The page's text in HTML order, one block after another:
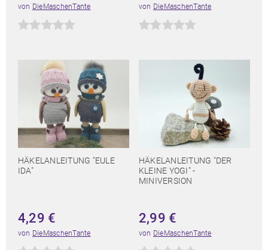
von DieMaschenTante von DieMaschenTante
HÄKELANLEITUNG "EULE
IDA"
4,29 €
von DieMaschenTante
HÄKELANLEITUNG "DER
KLEINE YOGI" -
MINIVERSION
2,99 €
von DieMaschenTante